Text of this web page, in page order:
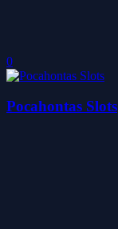
0
Pocahontas Slots